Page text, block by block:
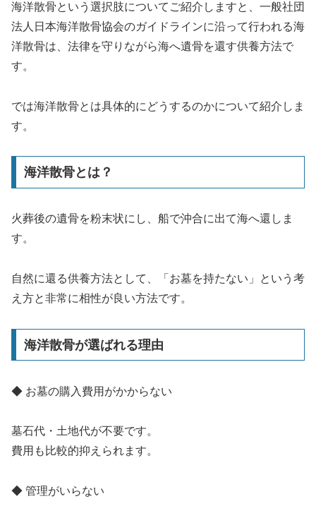
海洋散骨という選択肢についてご紹介しますと、一般社団
法人日本海洋散骨協会のガイドラインに沿って行われる海
洋散骨は、法律を守りながら海へ遺骨を還す供養方法で
す。
では海洋散骨とは具体的にどうするのかについて紹介しま
す。
海洋散骨とは？
火葬後の遺骨を粉末状にし、船で沖合に出て海へ還しま
す。
自然に還る供養方法として、「お墓を持たない」という考
え方と非常に相性が良い方法です。
海洋散骨が選ばれる理由
◆ お墓の購入費用がかからない
墓石代・土地代が不要です。
費用も比較的抑えられます。
◆ 管理がいらない